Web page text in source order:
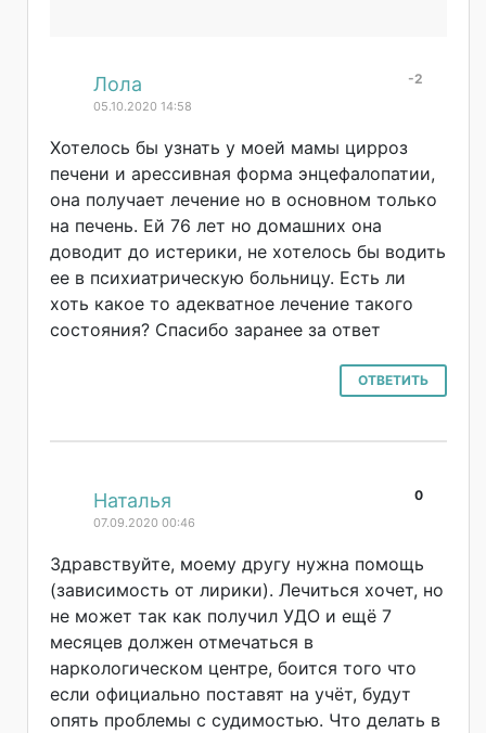
-2
Лола
05.10.2020 14:58
Хотелось бы узнать у моей мамы цирроз
печени и арессивная форма энцефалопатии,
она получает лечение но в основном только
на печень. Ей 76 лет но домашних она
доводит до истерики, не хотелось бы водить
ее в психиатрическую больницу. Есть ли
хоть какое то адекватное лечение такого
состояния? Спасибо заранее за ответ
ОТВЕТИТЬ
0
Наталья
07.09.2020 00:46
Здравствуйте, моему другу нужна помощь
(зависимость от лирики). Лечиться хочет, но
не может так как получил УДО и ещё 7
месяцев должен отмечаться в
наркологическом центре, боится того что
если официально поставят на учёт, будут
опять проблемы с судимостью. Что делать в